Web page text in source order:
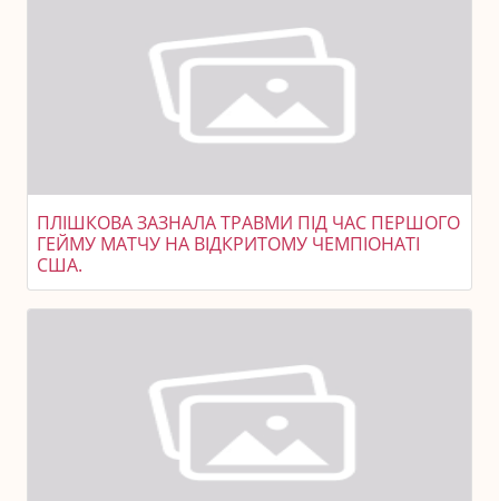
ПЛІШКОВА ЗАЗНАЛА ТРАВМИ ПІД ЧАС ПЕРШОГО
ГЕЙМУ МАТЧУ НА ВІДКРИТОМУ ЧЕМПІОНАТІ
США.